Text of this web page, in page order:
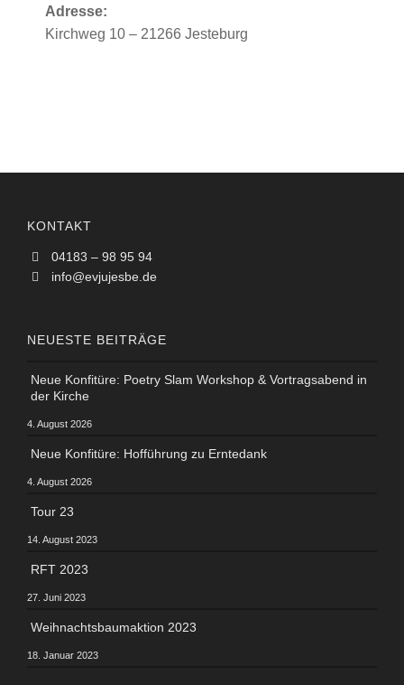
Adresse:
Kirchweg 10 – 21266 Jesteburg
KONTAKT
04183 – 98 95 94
info@evjujesbe.de
NEUESTE BEITRÄGE
Neue Konfitüre: Poetry Slam Workshop & Vortragsabend in
der Kirche
4. August 2026
Neue Konfitüre: Hofführung zu Erntedank
4. August 2026
Tour 23
14. August 2023
RFT 2023
27. Juni 2023
Weihnachtsbaumaktion 2023
18. Januar 2023